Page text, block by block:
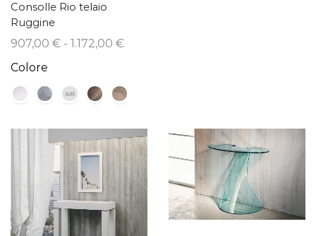
Consolle Rio telaio
Ruggine
907,00 € - 1.172,00 €Fascia
da
a
1.172,00 €
Colore